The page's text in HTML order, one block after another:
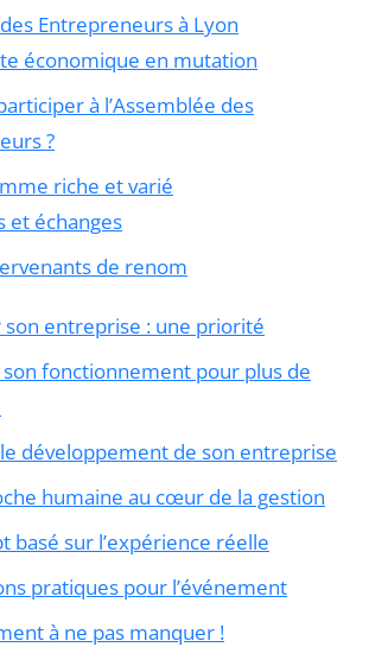
Entrepreneurs à Lyon
économique en mutation
à l’Assemblée des
?
riche et varié
et échanges
de renom
entreprise : une priorité
fonctionnement pour plus de
développement de son entreprise
humaine au cœur de la gestion
basé sur l’expérience réelle
pratiques pour l’événement
à ne pas manquer !